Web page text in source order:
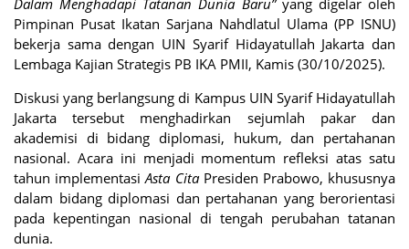
Dalam Menghadapi Tatanan Dunia Baru”yang digelar oleh
Pimpinan Pusat Ikatan Sarjana Nahdlatul Ulama (PP ISNU)
bekerja sama dengan UIN Syarif Hidayatullah Jakarta dan
Lembaga Kajian Strategis PB IKA PMII, Kamis (30/10/2025).
Diskusi yang berlangsung di Kampus UIN Syarif Hidayatullah
Jakarta tersebut menghadirkan sejumlah pakar dan
akademisi di bidang diplomasi, hukum, dan pertahanan
nasional. Acara ini menjadi momentum refleksi atas satu
tahun implementasiAsta CitaPresiden Prabowo, khususnya
dalam bidang diplomasi dan pertahanan yang berorientasi
pada kepentingan nasional di tengah perubahan tatanan
dunia.